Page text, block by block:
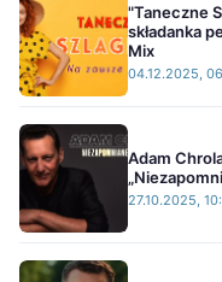
"Taneczne
składanka
Mix
04.12.2025,
Adam
27.10.2025,